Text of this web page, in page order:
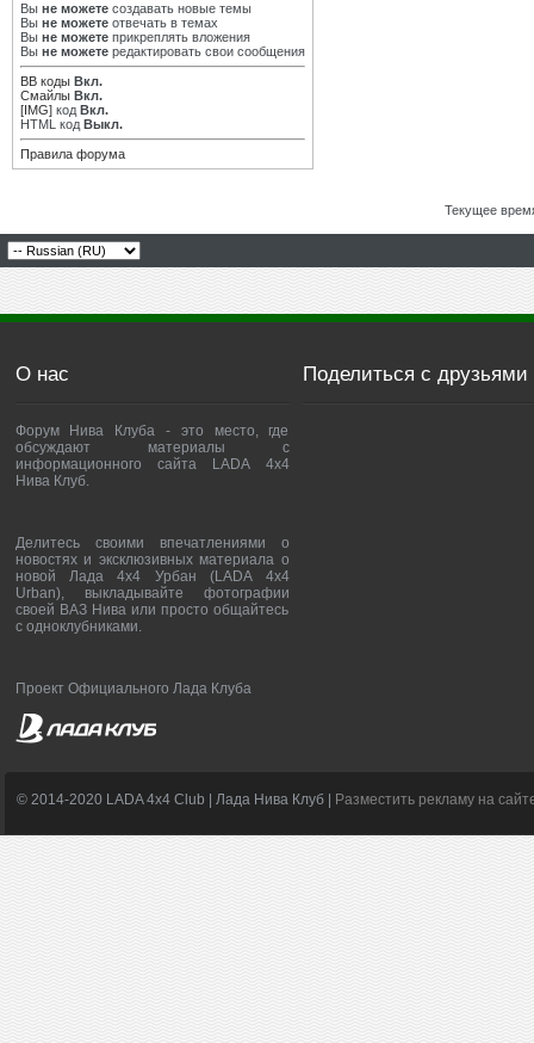
Вы не можете создавать новые темы
Вы не можете отвечать в темах
Вы не можете прикреплять вложения
Вы не можете редактировать свои сообщения
BB коды Вкл.
Смайлы Вкл.
[IMG] код Вкл.
HTML код Выкл.
Правила форума
Текущее
О нас
Форум Нива Клуба - это место, где
обсуждают материалы с
информационного сайта LADA 4x4
Нива Клуб.
Делитесь своими впечатлениями о
новостях и эксклюзивных материала о
новой Лада 4х4 Урбан (LADA 4x4
Urban), выкладывайте фотографии
своей ВАЗ Нива или просто общайтесь
с одноклубниками.
Проект Официального Лада Клуба
Поделиться с друзьями
© 2014-2020 LADA 4x4 Club | Лада Нива Клуб | Разместить рекламу на